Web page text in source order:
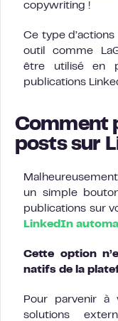
copywriting !
Ce type d’actions
outil comme
être utilisé en
publications
Comment
posts sur
un simple
publications sur
LinkedIn
Cette option
natifs de la
Pour parvenir
solutions